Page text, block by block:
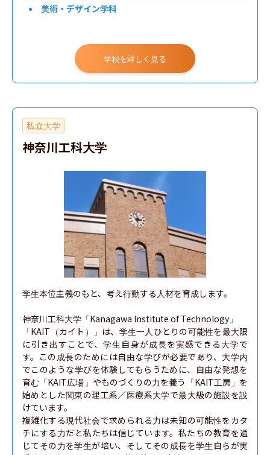
美術・デザイン学科
学校を詳しく見る
私立大学
神奈川工科大学
学生本位主義のもと、考え行動する人材を育成します。
神奈川工科大学「Kanagawa Institute of Technology」
「KAIT（カイト）」は、学生一人ひとりの可能性を最大限
に引き出すことで、学生自身が成長を実感できる大学で
す。この成長のためには自由な学びが必要であり、大学内
でこのような学びを体験してもらうために、自由な発想を
育む「KAIT広場」やものづくりの力を養う「KAIT工房」を
始めとした関東の理工系／医療系大学で最大級の施設を設
けています。
複雑化する現代社会で求められる力は未知の可能性をカタ
チにする力だと私たちは信じています。私たちの教育を通
じてその力を学生が培い、そしてその成長を学生自らが実